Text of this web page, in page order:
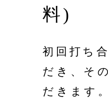
料)
初回打ち
だき、そ
だきます。